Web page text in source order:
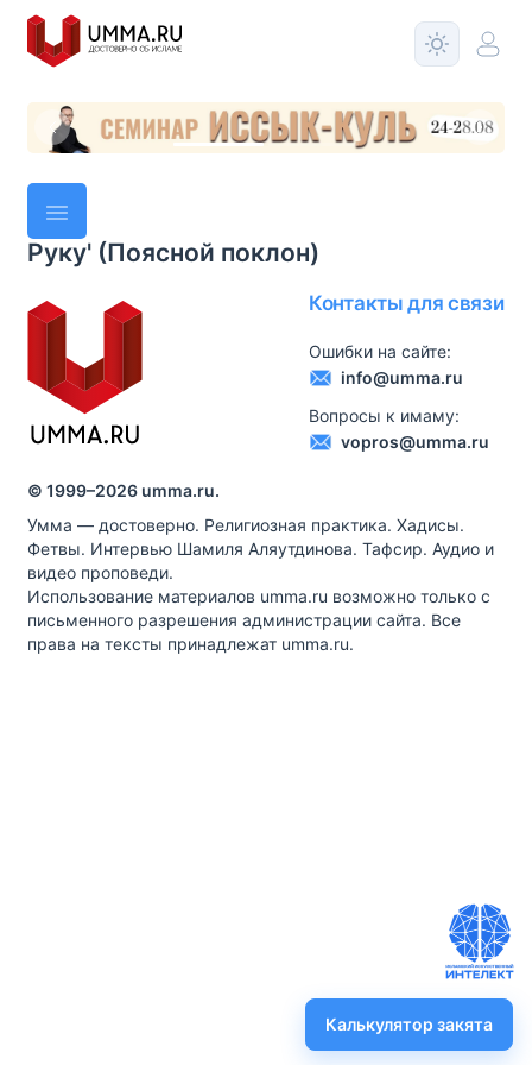
Руку' (Поясной поклон)
Контакты для связи
Ошибки на сайте:
info@umma.ru
Вопросы к имаму:
vopros@umma.ru
© 1999–2026 umma.ru.
Умма — достоверно. Религиозная практика. Хадисы.
Фетвы. Интервью Шамиля Аляутдинова. Тафсир. Аудио и
видео проповеди.
Использование материалов umma.ru возможно только с
письменного разрешения администрации сайта. Все
права на тексты принадлежат umma.ru.
Калькулятор закята